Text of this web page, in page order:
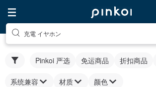
充電 イヤホン
Pinkoi 严选 免运商品 折扣商品
系统兼容 材质 颜色